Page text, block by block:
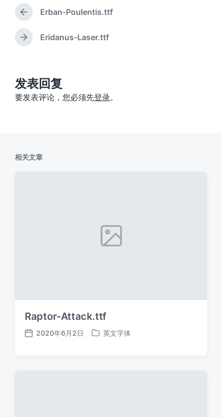
上
篇
文
章
Erban-Poulentis.ttf
下
：
Eridanus-Laser.ttf
发表回复
要发表评论，您必须先登录。
相关文章
Raptor-Attack.ttf
发
2020年6月2日
发
英文字体